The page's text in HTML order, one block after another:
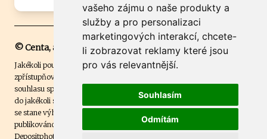
vašeho zájmu o naše produkty a
služby a pro personalizaci
marketingových interakcí, chcete-
li zobrazovat reklamy které jsou
pro vás relevantnější.
Souhlasím
Odmítám
© Centa, a.s.
Jakékoli použití obsahu včetně převzetí, šíření či dalšího užití a
zpřístupňování textových či obrazových materiálů bez písemného
souhlasu společnosti Centa,a.s. je zakázáno. Čtenář svým přihlášením
do jakékoli soutěže na našem webu dává souhlas s tím, že v případě, že
se stane výhercem této soutěže, může být jeho jméno na webu
publikováno. Centa, a.s. využívala licenci ČTK a využívá fotografie z
Depositphotos